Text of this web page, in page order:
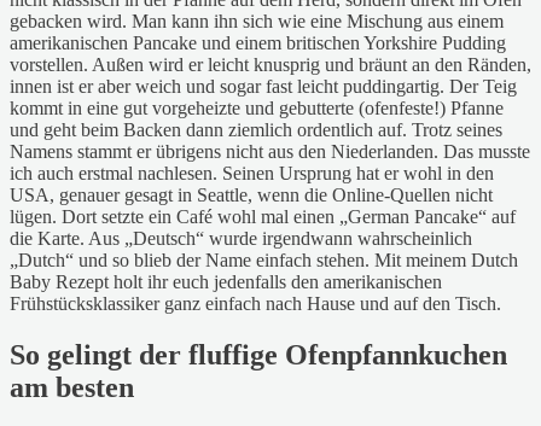
gebacken wird. Man kann ihn sich wie eine Mischung aus einem
amerikanischen Pancake und einem britischen Yorkshire Pudding
vorstellen. Außen wird er leicht knusprig und bräunt an den Ränden,
innen ist er aber weich und sogar fast leicht puddingartig. Der Teig
kommt in eine gut vorgeheizte und gebutterte (ofenfeste!) Pfanne
und geht beim Backen dann ziemlich ordentlich auf. Trotz seines
Namens stammt er übrigens nicht aus den Niederlanden. Das musste
ich auch erstmal nachlesen. Seinen Ursprung hat er wohl in den
USA, genauer gesagt in Seattle, wenn die Online-Quellen nicht
lügen. Dort setzte ein Café wohl mal einen „German Pancake“ auf
die Karte. Aus „Deutsch“ wurde irgendwann wahrscheinlich
„Dutch“ und so blieb der Name einfach stehen. Mit meinem Dutch
Baby Rezept holt ihr euch jedenfalls den amerikanischen
Frühstücksklassiker ganz einfach nach Hause und auf den Tisch.
So gelingt der fluffige Ofenpfannkuchen
am besten